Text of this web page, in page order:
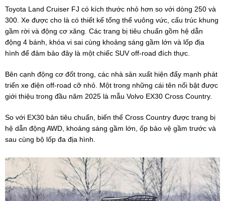
Toyota Land Cruiser FJ có kích thước nhỏ hơn so với dòng 250 và
300. Xe được cho là có thiết kế tổng thể vuông vức, cấu trúc khung
gầm rời và động cơ xăng. Các trang bị tiêu chuẩn gồm hệ dẫn
động 4 bánh, khóa vi sai cùng khoảng sáng gầm lớn và lốp địa
hình để đảm bảo đây là một chiếc SUV off-road đích thực.
Bên cạnh động cơ đốt trong, các nhà sản xuất hiện đẩy mạnh phát
triển xe điện off-road cỡ nhỏ. Một trong những cái tên nổi bật được
giới thiệu trong đầu năm 2025 là mẫu Volvo EX30 Cross Country.
So với EX30 bản tiêu chuẩn, biến thể Cross Country được trang bị
hệ dẫn động AWD, khoảng sáng gầm lớn, ốp bảo vệ gầm trước và
sau cùng bộ lốp đa địa hình.